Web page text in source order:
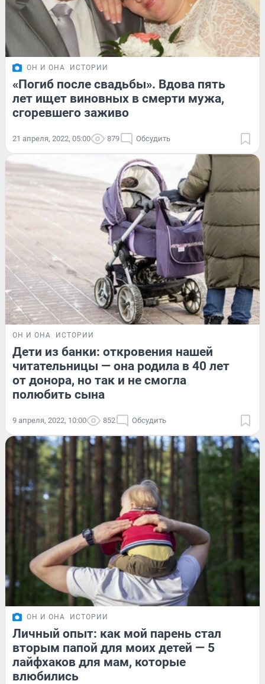
ОН И ОНА ИСТОРИИ
«Погиб после свадьбы». Вдова пять
лет ищет виновных в смерти мужа,
сгоревшего заживо
21 апреля, 2022, 05:00 879 Обсудить
ОН И ОНА ИСТОРИИ
Дети из банки: откровения нашей
читательницы — она родила в 40 лет
от донора, но так и не смогла
полюбить сына
9 апреля, 2022, 10:00 852 Обсудить
ОН И ОНА ИСТОРИИ
Личный опыт: как мой парень стал
вторым папой для моих детей — 5
лайфхаков для мам, которые
влюбились